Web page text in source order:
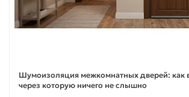
Шумоизоляция межкомнатных дверей: как
через которую ничего не слышно